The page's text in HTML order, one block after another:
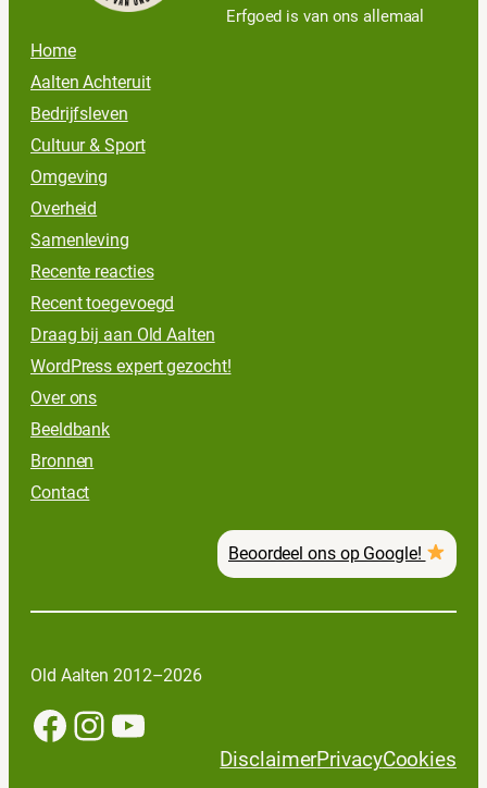
Erfgoed is van ons allemaal
Home
Aalten Achteruit
Bedrijfsleven
Cultuur & Sport
Omgeving
Overheid
Samenleving
Recente reacties
Recent toegevoegd
Draag bij aan Old Aalten
WordPress expert gezocht!
Over ons
Beeldbank
Bronnen
Contact
Beoordeel ons op Google!
Old Aalten 2012–2026
Facebook InstagramYouTube
DisclaimerPrivacyCookies